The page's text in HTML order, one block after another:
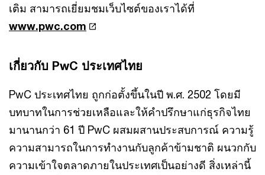
เติม สามารถเยี่ยมชมเว็บไซต์ของเราได้ที่
www.pwc.com
เกี่ยวกับ PwC ประเทศไทย
PwC ประเทศไทย ถูกก่อตั้งขึ้นในปี พ.ศ. 2502 โดยมี
บทบาทในการช่วยเหลือและให้คำปรึกษาแก่ธุรกิจไทย
มานานกว่า 61 ปี PwC ผสมผสานประสบการณ์ ความรู้
ความสามารถในการทำงานกับลูกค้าข้ามชาติ ผนวกกับ
ความเข้าใจตลาดภายในประเทศเป็นอย่างดี สิ่งเหล่านี้